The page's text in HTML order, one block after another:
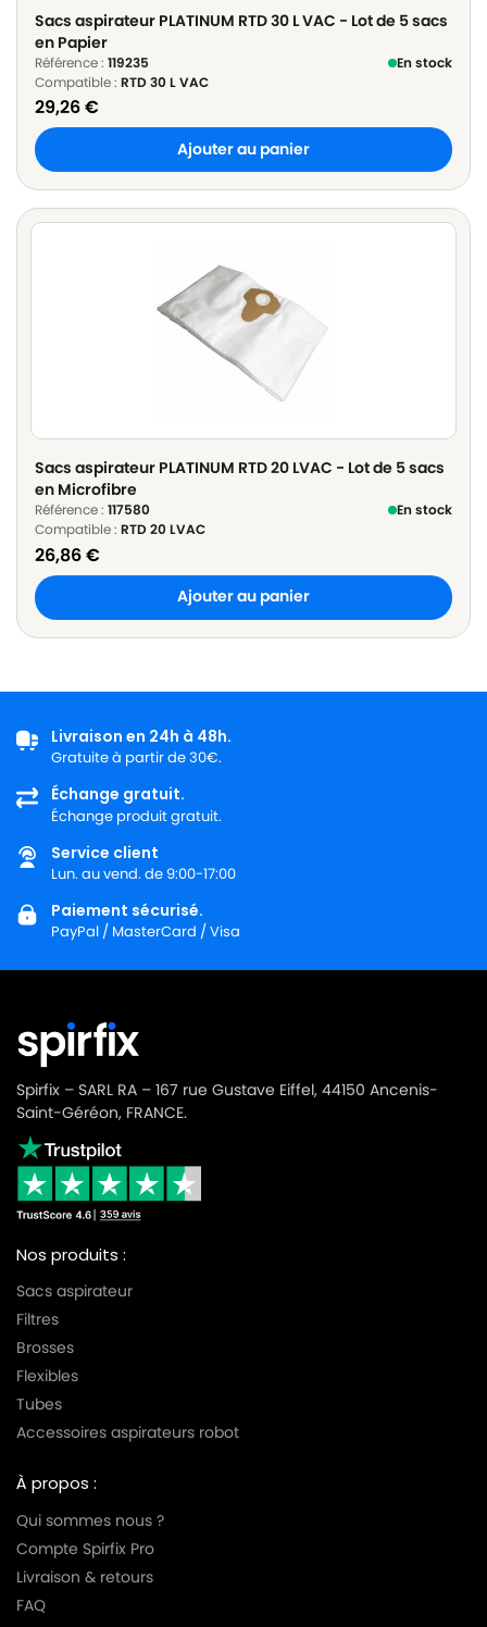
Sacs aspirateur PLATINUM RTD 30 L VAC - Lot de 5 sacs
en Papier
Référence : 119235
En stock
Compatible : RTD 30 L VAC
29,26€
Ajouter au panier
Sacs aspirateur PLATINUM RTD 20 LVAC - Lot de 5 sacs
en Microfibre
Référence : 117580
En stock
Compatible : RTD 20 LVAC
26,86€
Ajouter au panier
Livraison en 24h à 48h.
Gratuite à partir de 30€.
Échange gratuit.
Échange produit gratuit.
Service client
Lun. au vend. de 9:00-17:00
Paiement sécurisé.
PayPal / MasterCard / Visa
Spirfix – SARL RA – 167 rue Gustave Eiffel, 44150 Ancenis-
Saint-Géréon, FRANCE.
Nos produits :
Sacs aspirateur
Filtres
Brosses
Flexibles
Tubes
Accessoires aspirateurs robot
À propos :
Qui sommes nous ?
Compte Spirfix Pro
Livraison & retours
FAQ